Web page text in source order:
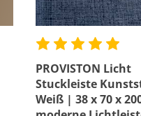
PROVISTON Licht
Stuckleiste
Weiß | 38 x 70 x